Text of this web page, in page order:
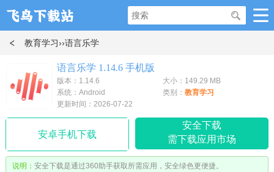
教育学习››语言乐学
语言乐学 1.14.6 手机版
版本：1.14.6
大小：149.29 MB
系统：Android
类别： 教育学习
更新时间：2026-07-22
安卓手机下载
安全下载
需下载应用市场
说明： 安全下载是通过360助手获取所需应用，安全绿色更便捷。